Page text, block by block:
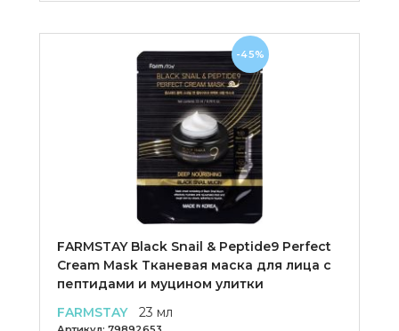
FARMSTAY Black Snail & Peptide9 Perfect
Cream Mask Тканевая маска для лица с
пептидами и муцином улитки
FARMSTAY
23 мл
-45%